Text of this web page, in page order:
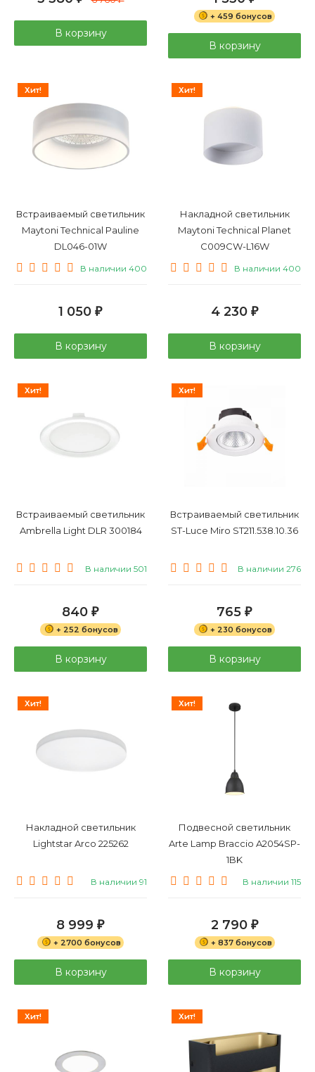
В корзину
+ 459 бонусов
В корзину
Хит!
Встраиваемый светильник
Maytoni Technical Pauline
DL046-01W
В наличии 400
1 050 ₽
В корзину
Хит!
Накладной светильник
Maytoni Technical Planet
C009CW-L16W
В наличии 400
4 230 ₽
В корзину
Хит!
Встраиваемый светильник
Ambrella Light DLR 300184
В наличии 501
840 ₽
+ 252 бонусов
В корзину
Хит!
Встраиваемый светильник
ST-Luce Miro ST211.538.10.36
В наличии 276
765 ₽
+ 230 бонусов
В корзину
Хит!
Накладной светильник
Lightstar Arco 225262
В наличии 91
8 999 ₽
+ 2700 бонусов
В корзину
Хит!
Подвесной светильник
Arte Lamp Braccio A2054SP-
1BK
В наличии 115
2 790 ₽
+ 837 бонусов
В корзину
Хит! Хит!